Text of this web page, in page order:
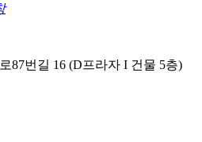
87번길 16 (D프라자 I 건물 5층)